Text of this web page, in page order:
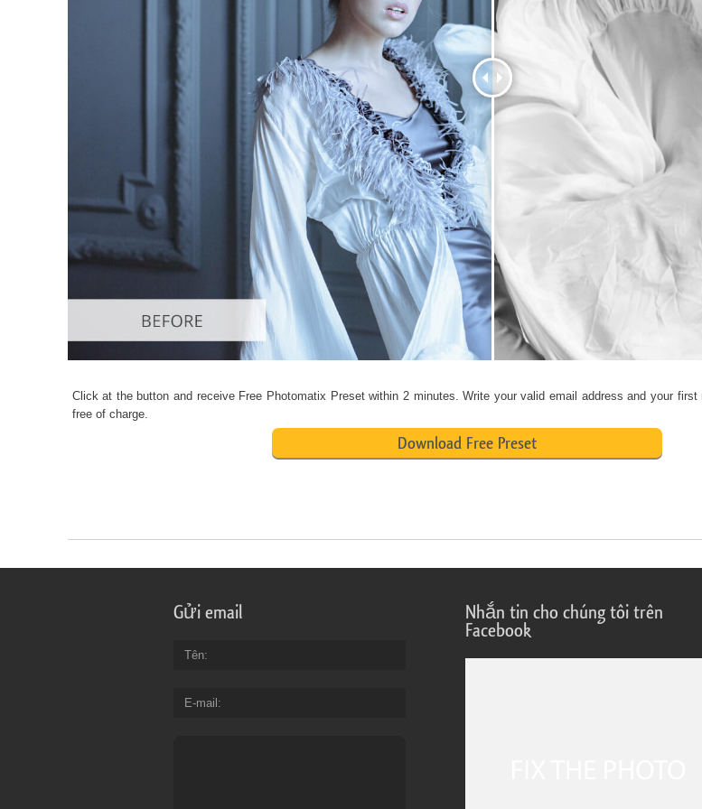
Dịch vụ chỉnh sửa sản phẩm Dịch vụ sửa lại đồ trang sức
Click at the button and receive Free Photomatix Preset within 2 minutes. Write your valid email address and your
free of charge.
Download Free Preset
Gửi email
Tên
E-mail
Nhắn tin cho chúng tôi trên
Facebook